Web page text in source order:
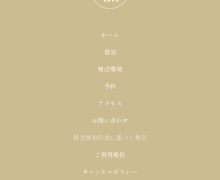
ホーム
宿泊
周辺環境
予約
アクセス
お問い合わせ
特定商取引法に基づく表示
ご利用規約​
キャンセルポリシー